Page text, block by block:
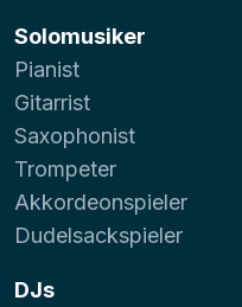
Solomusiker
Pianist
Gitarrist
Saxophonist
Trompeter
Akkordeonspieler
Dudelsackspieler
DJs